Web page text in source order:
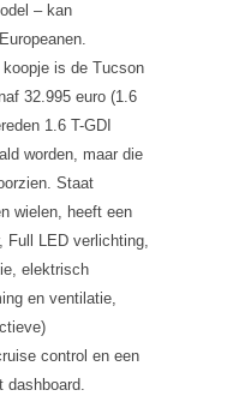
– kan
is de Tucson
32.995 euro (1.6
1.6 T-GDI
worden, maar die
Staat
wielen, heeft een
Full LED verlichting,
elektrisch
en ventilatie,
control en een
dashboard.